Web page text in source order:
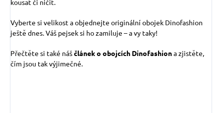
kousat či ničit.
Vyberte si velikost a objednejte originální obojek Dinofashion
ještě dnes. Váš pejsek si ho zamiluje – a vy taky!
Přečtěte si také náščlánek o obojcích Dinofashiona zjistěte,
čím jsou tak výjimečné.